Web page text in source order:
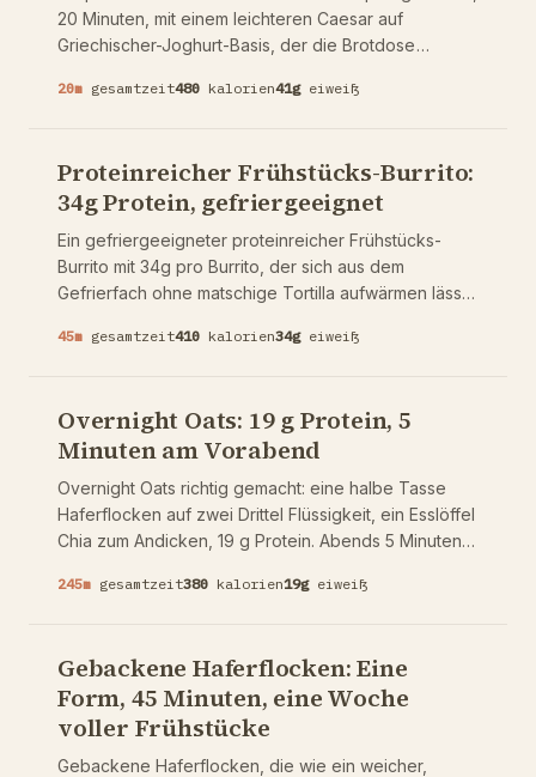
20 Minuten, mit einem leichteren Caesar auf
Griechischer-Joghurt-Basis, der die Brotdose
20m gesamtzeit480 kalorien41g eiweiß
Proteinreicher Frühstücks-Burrito:
34g Protein, gefriergeeignet
Ein gefriergeeigneter proteinreicher Frühstücks-
Burrito mit 34g pro Burrito, der sich aus dem
Gefrierfach ohne matschige Tortilla aufwärmen lässt.
45m gesamtzeit410 kalorien34g eiweiß
Overnight Oats: 19 g Protein, 5
Minuten am Vorabend
Overnight Oats richtig gemacht: eine halbe Tasse
Haferflocken auf zwei Drittel Flüssigkeit, ein Esslöffel
Chia zum Andicken, 19 g Protein. Abends 5 Minuten,
245m gesamtzeit380 kalorien19g eiweiß
Gebackene Haferflocken: Eine
Form, 45 Minuten, eine Woche
voller Frühstücke
Gebackene Haferflocken, die wie ein weicher,